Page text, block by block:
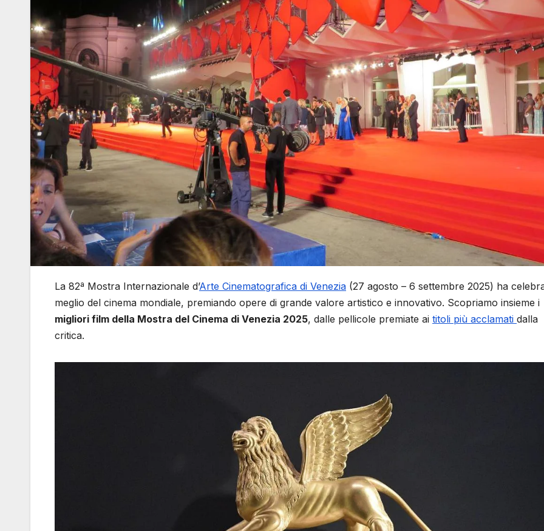
La 82ª Mostra Internazionale d’Arte Cinematografica di Venezia (27 agosto – 6 settembre 2025) ha
meglio del cinema mondiale, premiando opere di grande valore artistico e innovativo. Scopriamo insieme i
migliori film della Mostra del Cinema di Venezia 2025, dalle pellicole premiate ai titoli più acclamati dalla
critica.